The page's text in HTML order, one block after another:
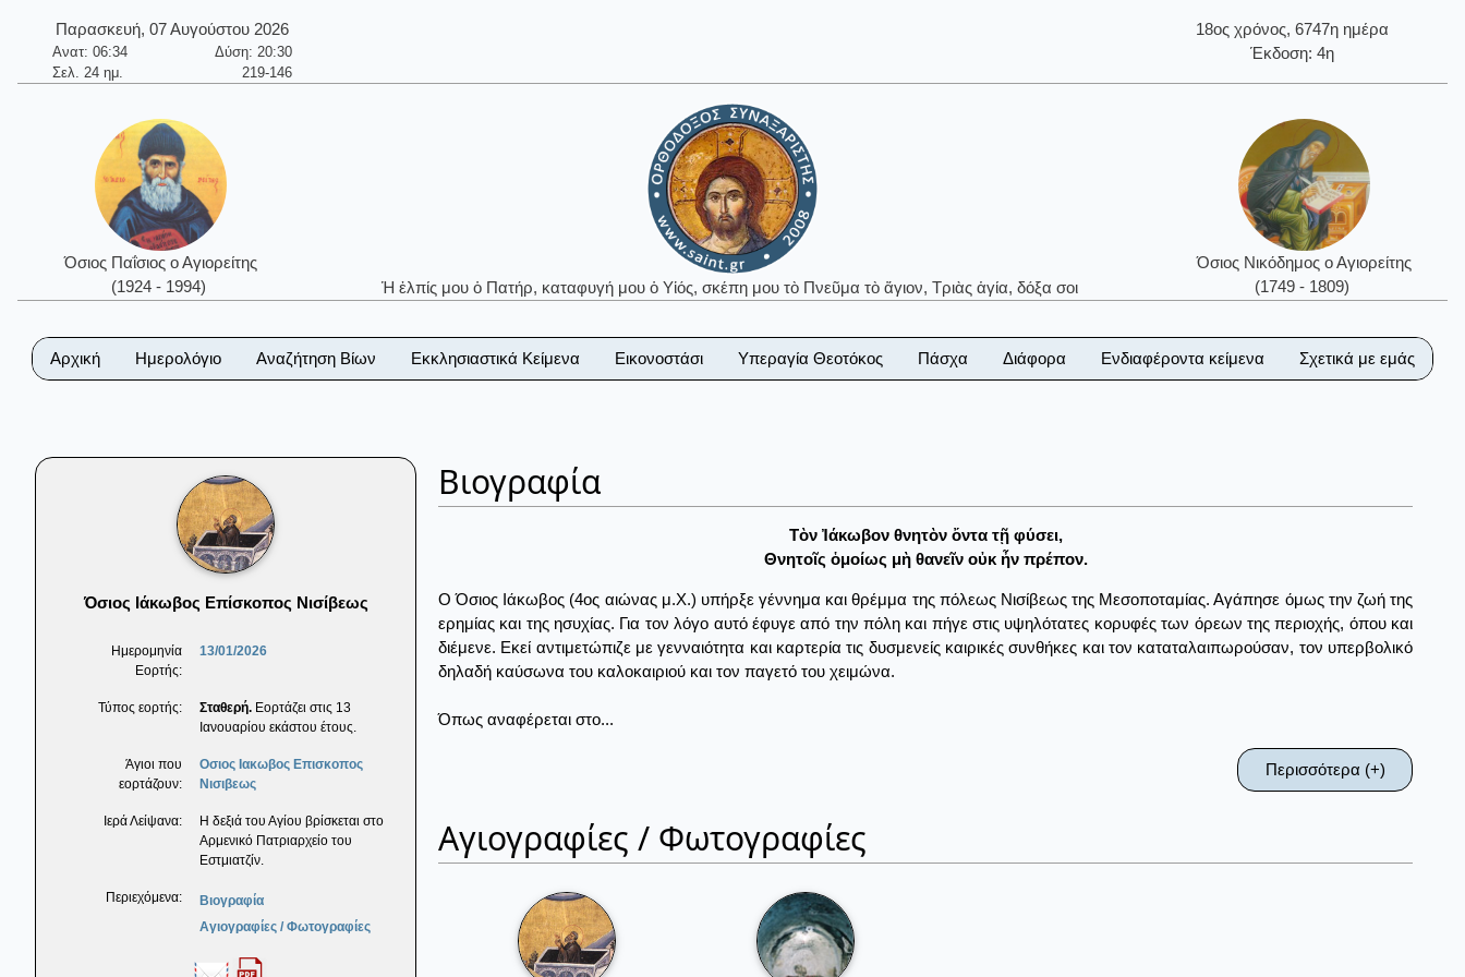
Παρασκευή, 07 Αυγούστου 2026
Ανατ: 06:34
Δύση: 20:30
Σελ. 24 ημ.
219-146
18ος χρόνος, 6747η ημέρα
Έκδοση: 4η
Όσιος Παΐσιος ο Αγιορείτης
(1924 - 1994)
Ἡ ἐλπίς μου ὁ Πατήρ, καταφυγή μου ὁ Υἱός, σκέπη μου τὸ Πνεῦμα τὸ ἅγιον, Τριὰς ἁγία, δόξα σοι
Όσιος Νικόδημος ο Αγιορείτης
(1749 - 1809)
Αρχική Ημερολόγιο Αναζήτηση Βίων Εκκλησιαστικά Κείμενα Εικονοστάσι Υπεραγία Θεοτόκος Πάσχα Διάφορα Ενδιαφέροντα κείμενα Σχετικά με εμάς
Όσιος Ιάκωβος Επίσκοπος Νισίβεως
Ημερομηνία
Εορτής:
13/01/2026
Τύπος εορτής: Σταθερή. Εορτάζει στις 13
Ιανουαρίου εκάστου έτους.
Άγιοι που
εορτάζουν:
Οσιος Ιακωβος Επισκοπος
Νισιβεως
Ιερά Λείψανα:
Η δεξιά του Αγίου βρίσκεται στο
Αρμενικό Πατριαρχείο του
Εστμιατζίν.
Περιεχόμενα:
Βιογραφία
Αγιογραφίες / Φωτογραφίες
Βιογραφία
Τὸν Ἰάκωβον θνητὸν ὄντα τῇ φύσει,
Θνητοῖς ὁμοίως μὴ θανεῖν οὐκ ἦν πρέπον.
Ο Όσιος Ιάκωβος (4ος αιώνας μ.Χ.) υπήρξε γέννημα και θρέμμα της πόλεως Νισίβεως της Μεσοποταμίας. Αγάπησε όμως την ζωή της
ερημίας και της ησυχίας. Για τον λόγο αυτό έφυγε από την πόλη και πήγε στις υψηλότατες κορυφές των όρεων της περιοχής, όπου και
διέμενε. Εκεί αντιμετώπιζε με γενναιότητα και καρτερία τις δυσμενείς καιρικές συνθήκες και τον καταταλαιπωρούσαν, τον υπερβολικό
δηλαδή καύσωνα του καλοκαιριού και τον παγετό του χειμώνα.
Όπως αναφέρεται στο...
Περισσότερα (+)
Αγιογραφίες / Φωτογραφίες